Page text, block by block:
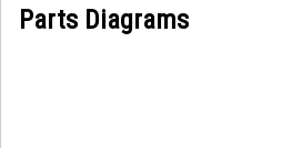
Parts Diagrams